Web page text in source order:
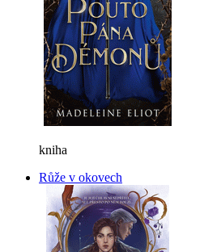
kniha
Růže v okovech